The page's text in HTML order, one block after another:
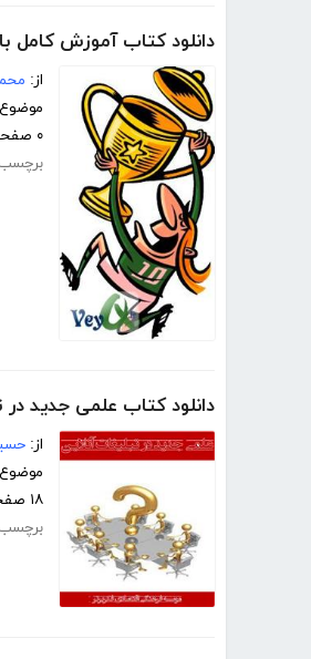
دانلود کتاب آموزش کامل
از:
۰ صفحه
دانلود کتاب علمی جدید در
از:
۱۸ صفحه